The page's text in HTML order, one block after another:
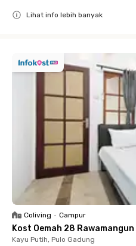
Lihat info lebih banyak
Coliving • Campur
Kost Oemah 28 Rawamangun
Kayu Putih, Pulo Gadung